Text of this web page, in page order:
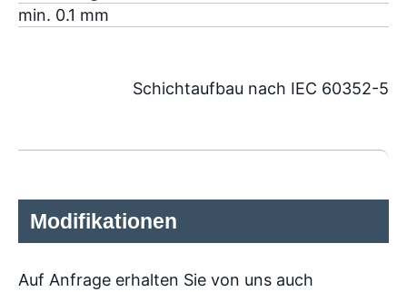
min. 0.1 mm
Schichtaufbau nach IEC 60352-5
Modifikationen
Auf Anfrage erhalten Sie von uns auch